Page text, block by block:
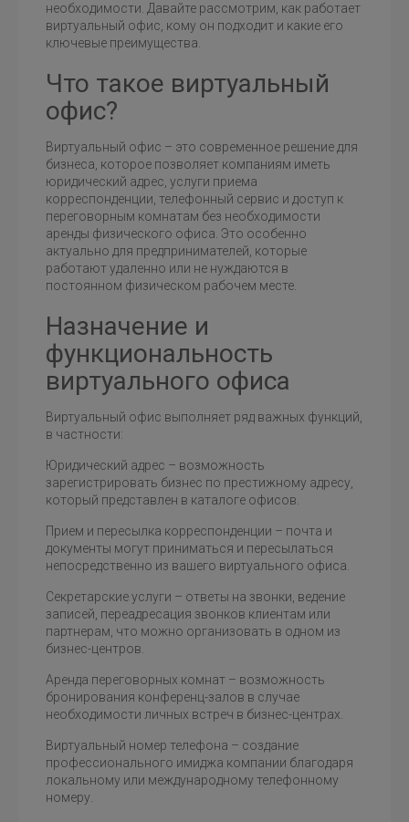
необходимости. Давайте рассмотрим, как работает
виртуальный офис, кому он подходит и какие его
ключевые преимущества.
Что такое виртуальный
офис?
Виртуальный офис – это современное решение для
бизнеса, которое позволяет компаниям иметь
юридический адрес, услуги приема
корреспонденции, телефонный сервис и доступ к
переговорным комнатам без необходимости
аренды физического офиса. Это особенно
актуально для предпринимателей, которые
работают удаленно или не нуждаются в
постоянном физическом рабочем месте.
Назначение и
функциональность
виртуального офиса
Виртуальный офис выполняет ряд важных функций,
в частности:
Юридический адрес – возможность
зарегистрировать бизнес по престижному адресу,
который представлен в каталоге офисов.
Прием и пересылка корреспонденции – почта и
документы могут приниматься и пересылаться
непосредственно из вашего виртуального офиса.
Секретарские услуги – ответы на звонки, ведение
записей, переадресация звонков клиентам или
партнерам, что можно организовать в одном из
бизнес-центров.
Аренда переговорных комнат – возможность
бронирования конференц-залов в случае
необходимости личных встреч в бизнес-центрах.
Виртуальный номер телефона – создание
профессионального имиджа компании благодаря
локальному или международному телефонному
номеру.